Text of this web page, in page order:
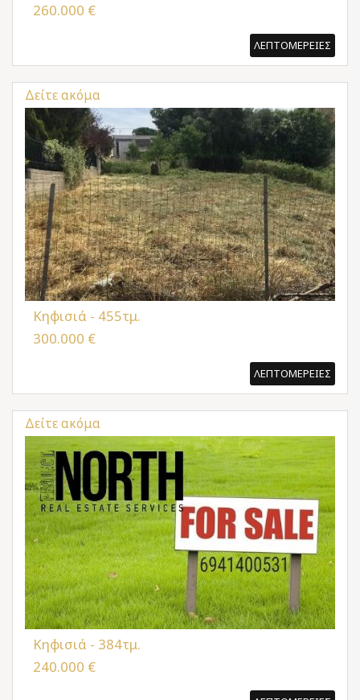
260.000 €
ΛΕΠΤΟΜΕΡΕΙΕΣ
Δείτε ακόμα
Κηφισιά - 455τμ.
300.000 €
ΛΕΠΤΟΜΕΡΕΙΕΣ
Δείτε ακόμα
Κηφισιά - 384τμ.
240.000 €